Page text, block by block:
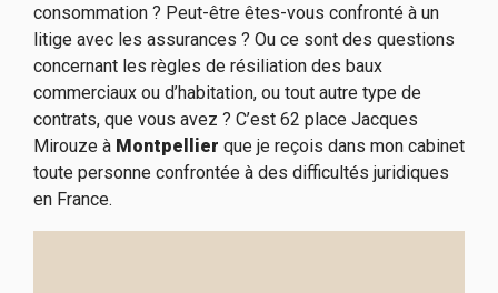
consommation ? Peut-être êtes-vous confronté à un
litige avec les assurances ? Ou ce sont des questions
concernant les règles de résiliation des baux
commerciaux ou d’habitation, ou tout autre type de
contrats, que vous avez ? C’est 62 place Jacques
Mirouze à Montpellier que je reçois dans mon cabinet
toute personne confrontée à des difficultés juridiques
en France.